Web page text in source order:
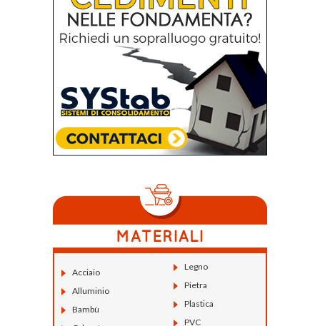
Acciaio
Alluminio
Bambù
Legno
Pietra
Plastica
PVC